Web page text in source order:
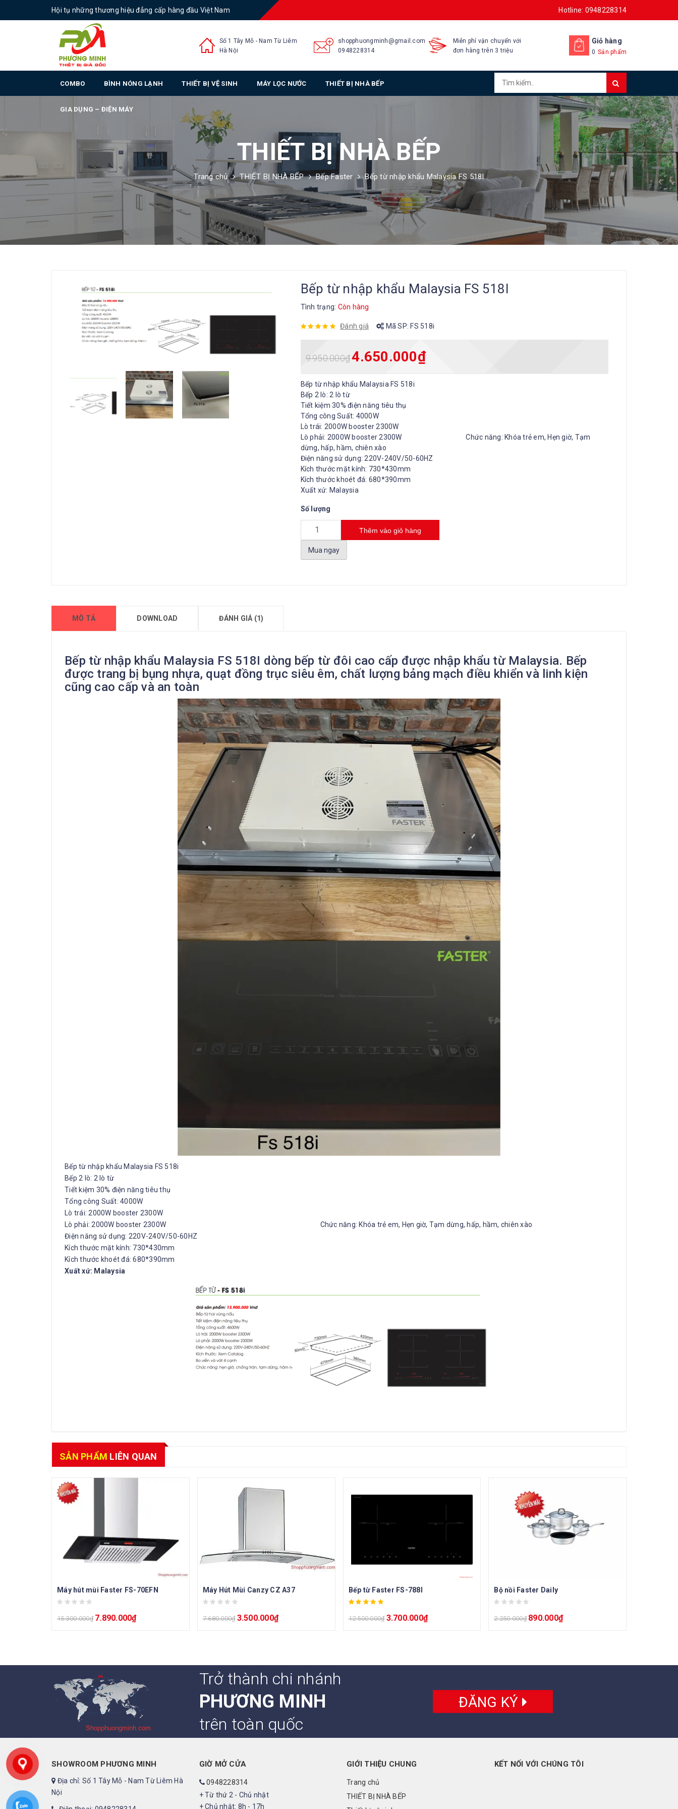
Hội tụ những thương hiệu đẳng cấp hàng đầu Việt Nam Hotline: 0948228314
Số 1 Tây Mỗ - Nam Từ Liêm
Hà Nội
shopphuongminh@gmail.com
0948228314
Miễn phí vận chuyển với
đơn hàng trên 3 triệu
Giỏ hàng
0 Sản phẩm
COMBO BÌNH NÓNG LẠNH THIẾT BỊ VỆ SINH MÁY LỌC NƯỚC THIẾT BỊ NHÀ BẾP
GIA DỤNG – ĐIỆN MÁY
THIẾT BỊ NHÀ BẾP
Trang chủ THIẾT BỊ NHÀ BẾP Bếp Faster Bếp từ nhập khẩu Malaysia FS 518I
Bếp từ nhập khẩu Malaysia FS 518I
Tình trạng: Còn hàng
Đánh giá Mã SP: FS 518i
9.950.000₫4.650.000₫
Bếp từ nhập khẩu Malaysia FS 518i
Bếp 2 lò: 2 lò từ
Tiết kiệm 30% điện năng tiêu thụ
Tổng công Suất: 4000W
Lò trái: 2000W booster 2300W
Lò phải: 2000W booster 2300W Chức năng: Khóa trẻ em, Hẹn giờ, Tạm
dừng, hấp, hầm, chiên xào
Điện năng sử dụng: 220V-240V/50-60HZ
Kích thước mặt kính: 730*430mm
Kích thước khoét đá: 680*390mm
Xuất xứ: Malaysia
Số lượng
Thêm vào giỏ hàng
Mua ngay
MÔ TẢ DOWNLOAD ĐÁNH GIÁ (1)
Bếp từ nhập khẩu Malaysia FS 518I dòng bếp từ đôi cao cấp được nhập khẩu từ Malaysia. Bếp
được trang bị bụng nhựa, quạt đồng trục siêu êm, chất lượng bảng mạch điều khiển và linh kiện
cũng cao cấp và an toàn
Bếp từ nhập khẩu Malaysia FS 518i
Bếp 2 lò: 2 lò từ
Tiết kiệm 30% điện năng tiêu thụ
Tổng công Suất: 4000W
Lò trái: 2000W booster 2300W
Lò phải: 2000W booster 2300W Chức năng: Khóa trẻ em, Hẹn giờ, Tạm dừng, hấp, hầm, chiên xào
Điện năng sử dụng: 220V-240V/50-60HZ
Kích thước mặt kính: 730*430mm
Kích thước khoét đá: 680*390mm
Xuất xứ: Malaysia
SẢN PHẨM LIÊN QUAN
Máy hút mùi Faster FS-70EFN
15.300.000₫ 7.890.000₫
Máy Hút Mùi Canzy CZ A37
7.680.000₫ 3.500.000₫
Bếp từ Faster FS-788I
12.500.000₫ 3.700.000₫
Bộ nồi Faster Daily
2.250.000₫ 890.000₫
Trở thành chi nhánh
PHƯƠNG MINH
trên toàn quốc
ĐĂNG KÝ
SHOWROOM PHƯƠNG MINH
Địa chỉ: Số 1 Tây Mỗ - Nam Từ Liêm Hà
Nội
GIỜ MỞ CỬA
0948228314
+ Từ thứ 2 - Chủ nhật
+ Chủ nhật: 8h - 17h
GIỚI THIỆU CHUNG
Trang chủ
THIẾT BỊ NHÀ BẾP
KẾT NỐI VỚI CHÚNG TÔI